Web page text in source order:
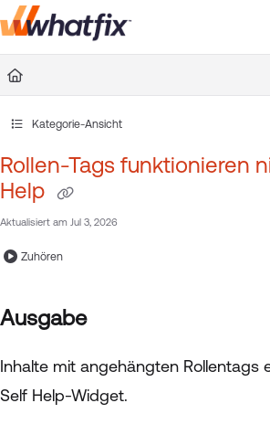
Documentation Index
Fetch the complete documentation
Kategorie-Ansicht
Rollen-Tags funktionieren
Help
Aktualisiert am Jul 3, 2026
Zuhören
Ausgabe
Inhalte mit angehängten Rollentags
Self Help-Widget.